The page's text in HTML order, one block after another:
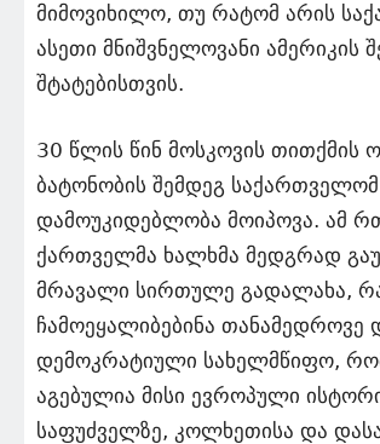
მიმოვიხილო, თუ რატომ არის
ასეთი მნიშვნელოვანი ამერიკის
შტატებისთვის.
30 წლის წინ მოსკოვის თითქმის
ბატონობის შემდეგ საქართველომ
დამოუკიდებლობა მოიპოვა. ამ
ქართველმა ხალხმა მედგრად
მრავალი სირთულე გადალახა,
ჩამოეყალიბებინა თანამედროვე
დემოკრატიული სახელმწიფო,
აგებულია მისი ევროპული
საფუძველზე, კოლხეთისა და